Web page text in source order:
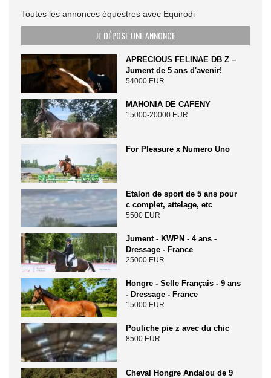
Toutes les annonces équestres avec Equirodi
JE DÉPOSE UNE ANNONCE
APRECIOUS FELINAE DB Z –
Jument de 5 ans d'avenir!
54000 EUR
MAHONIA DE CAFENY
15000-20000 EUR
For Pleasure x Numero Uno
Etalon de sport de 5 ans pour
c complet, attelage, etc
5500 EUR
Jument - KWPN - 4 ans -
Dressage - France
25000 EUR
Hongre - Selle Français - 9 ans
- Dressage - France
15000 EUR
Pouliche pie z avec du chic
8500 EUR
Cheval Hongre Andalou de 9